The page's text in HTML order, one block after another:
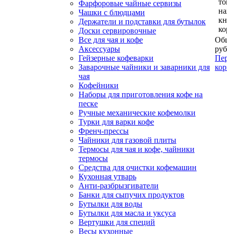
Фарфоровые чайные сервизы
Чашки с блюдцами
Держатели и подставки для бутылок
Доски сервировочные
Все для чая и кофе
Аксессуары
Гейзерные кофеварки
Заварочные чайники и заварники для
чая
Кофейники
Наборы для приготовления кофе на
песке
Ручные механические кофемолки
Турки для варки кофе
Френч-прессы
Чайники для газовой плиты
Термосы для чая и кофе, чайники
термосы
Средства для очистки кофемашин
Кухонная утварь
Анти-разбрызгиватели
Банки для сыпучих продуктов
Бутылки для воды
Бутылки для масла и уксуса
Вертушки для специй
Весы кухонные